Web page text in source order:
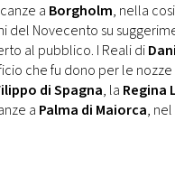
a Borgholm, nella
del Novecento su
al pubblico. I Reali di
che fu dono per le
di Spagna, la Regina
a Palma di Maiorca,